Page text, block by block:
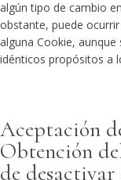
algún tipo de cambio
obstante, puede
alguna Cookie,
idénticos propósitos a
Aceptación
Obtención
de